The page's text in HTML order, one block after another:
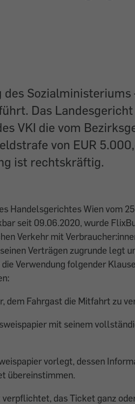
Sozialministeriums
Das
VKI die vom
von EUR
ist rechtskräftig.
Handelsgerichtes Wien vom
seit 09.06.2020, wurde
Verkehr mit
Verträgen zugrunde legt
Verwendung folgender
dem Fahrgast die Mitfahrt zu
mit seinem
vorlegt, dessen
übereinstimmen.
das Ticket ganz